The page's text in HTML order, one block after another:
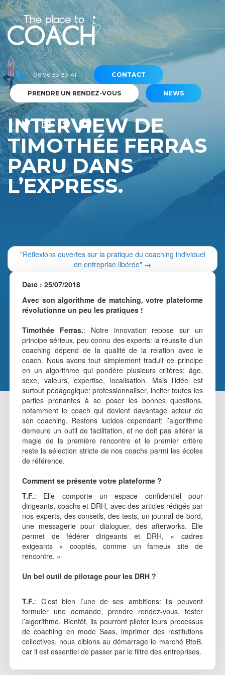
06 76 33 39 41 CONTACT
PRENDRE UN RENDEZ-VOUS NEWS
INTERVIEW DE
TIMOTHÉE FERRAS
PARU DANS
L’EXPRESS.
"Réflexions ouvertes sur la pratique du coaching individuel
en entreprise libérée" →
Date : 25/07/2018
Avec son algorithme de matching, votre plateforme
révolutionne un peu les pratiques !
Timothée Ferras.: Notre innovation repose sur un
principe sérieux, peu connu des experts: la réussite d’un
coaching dépend de la qualité de la relation avec le
coach. Nous avons tout simplement traduit ce principe
en un algorithme qui pondère plusieurs critères: âge,
sexe, valeurs, expertise, localisation. Mais l’idée est
surtout pédagogique: professionnaliser, inciter toutes les
parties prenantes à se poser les bonnes questions,
notamment le coach qui devient davantage acteur de
son coaching. Restons lucides cependant: l’algorithme
demeure un outil de facilitation, et ne doit pas altérer la
magie de la première rencontre et le premier critère
reste la sélection stricte de nos coachs parmi les écoles
de référence.
Comment se présente votre plateforme ?
T.F.: Elle comporte un espace confidentiel pour
dirigeants, coachs et DRH, avec des articles rédigés par
nos experts, des conseils, des tests, un journal de bord,
une messagerie pour dialoguer, des afterworks. Elle
permet de fédérer dirigeants et DRH, « cadres
exigeants » cooptés, comme un fameux site de
rencontre. »
Un bel outil de pilotage pour les DRH ?
T.F.: C’est bien l’une de ses ambitions: ils peuvent
formuler une demande, prendre rendez-vous, tester
l’algorithme. Bientôt, ils pourront piloter leurs processus
de coaching en mode Saas, imprimer des restitutions
collectives. nous ciblons au démarrage le marché BtoB,
car il est essentiel de passer par le filtre des entreprises.